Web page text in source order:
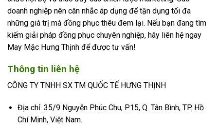
doanh nghiệp nên cân nhắc áp dụng để tận dụng tối đa
những giá trị mà đồng phục thêu đem lại. Nếu bạn đang tìm
kiếm giải pháp đồng phục chuyên nghiệp, hãy liên hệ ngay
May Mặc Hưng Thịnh để được tư vấn!
Thông tin liên hệ
CÔNG TY TNHH SX TM QUỐC TẾ HƯNG THỊNH
Địa chỉ: 35/9 Nguyễn Phúc Chu, P.15, Q. Tân Bình, TP. Hồ
Chí Minh, Việt Nam.